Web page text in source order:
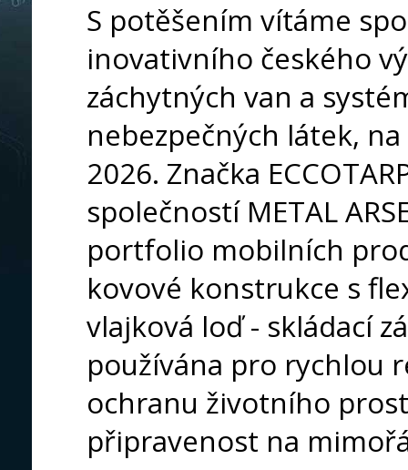
S potěšením vítáme
inovativního českého
záchytných van a
nebezpečných látek,
2026. Značka
společností METAL
portfolio mobilních
kovové konstrukce s
vlajková loď - skládací
používána pro rychlou
ochranu životního
připravenost na